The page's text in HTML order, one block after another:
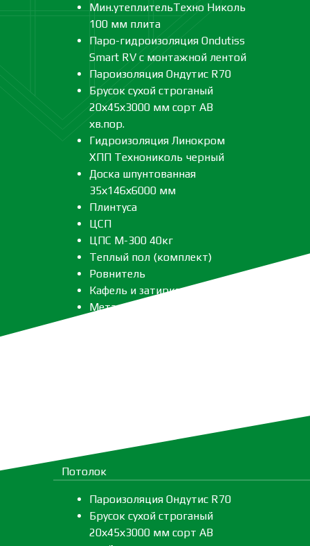
Мин.утеплительТехно Николь
100 мм плита
Паро-гидроизоляция Ondutiss
Smart RV с монтажной лентой
Пароизоляция Ондутис R70
Брусок сухой строганый
20х45х3000 мм сорт АВ
хв.пор.
Гидроизоляция Линокром
ХПП Технониколь черный
Доска шпунтованная
35х146х6000 мм
Плинтуса
ЦСП
ЦПС М-300 40кг
Теплый пол (комплект)
Ровнитель
Кафель и затирка
Металлоизделия
Потолок
Пароизоляция Ондутис R70
Брусок сухой строганый
20х45х3000 мм сорт АВ